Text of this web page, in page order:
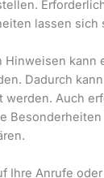
lassen sich
Hinweisen kann
Dadurch
werden. Auch
Besonderheiten
Ihre Anrufe